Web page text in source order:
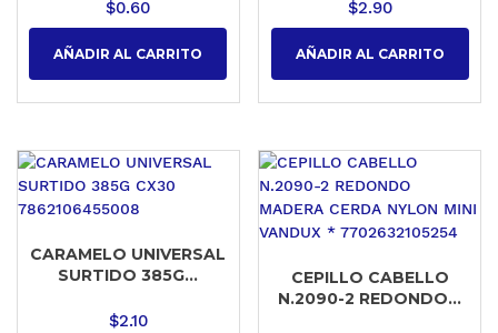
$0.60
AÑADIR AL CARRITO
$2.90
AÑADIR AL CARRITO
CARAMELO UNIVERSAL
SURTIDO 385G...
$2.10
CEPILLO CABELLO
N.2090-2 REDONDO...